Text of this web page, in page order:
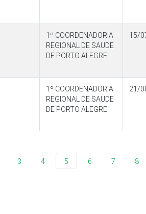
1º COORDENADORIA
REGIONAL DE SAUDE
DE PORTO ALEGRE
15/
1º COORDENADORIA
REGIONAL DE SAUDE
DE PORTO ALEGRE
21/
3 4 5 6 7 8